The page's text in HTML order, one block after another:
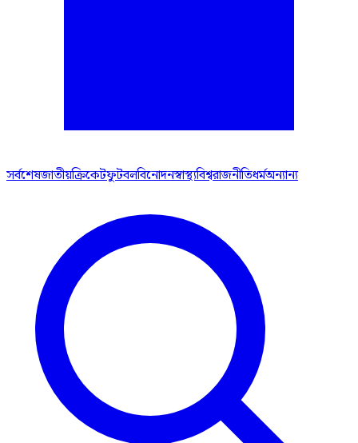
সর্বশেষজাতীয়ক্রিকেটফুটবলবিনোদনস্বাস্থ্যবিশ্বরাজনীতিধর্মঅন্যান্য